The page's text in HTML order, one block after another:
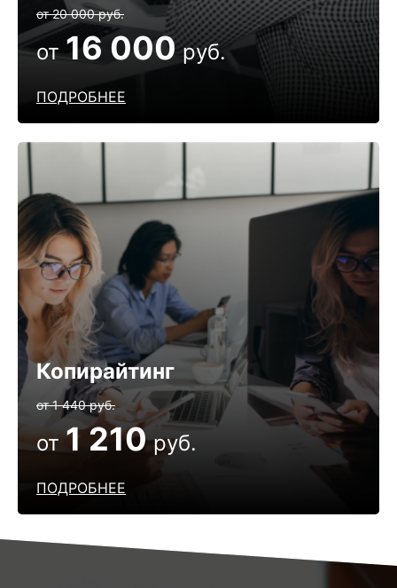
ПОДРОБНЕЕ
от 20 000 руб.
от16 000руб.
Копирайтинг
ПОДРОБНЕЕ
от 1 440 руб.
от1 210руб.